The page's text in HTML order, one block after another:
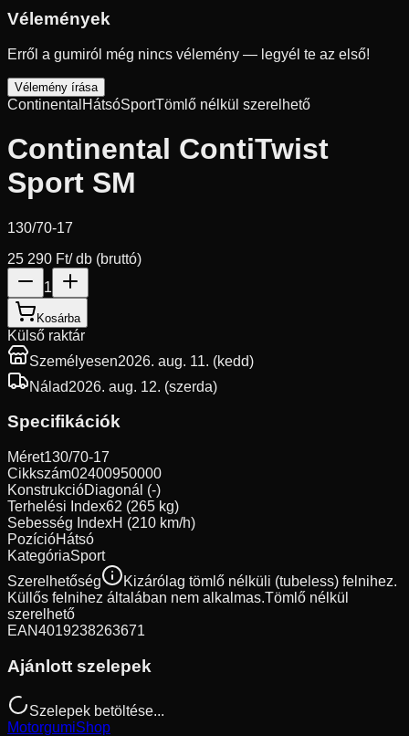
Vélemények
Erről a gumiról még nincs vélemény — legyél te az első!
Vélemény írása
Continental HátsóSportTömlő nélkül szerelhető
Continental ContiTwist
Sport SM
130/70-17
25 290 Ft/ db (bruttó)
1
Kosárba
Külső raktár
Személyesen2026. aug. 11. (kedd)
Nálad2026. aug. 12. (szerda)
Specifikációk
Méret130/70-17
Cikkszám02400950000
KonstrukcióDiagonál (-)
Terhelési Index62 (265 kg)
Sebesség IndexH (210 km/h)
PozícióHátsó
KategóriaSport
Szerelhetőség
Kizárólag tömlő nélküli (tubeless) felnihez.
Küllős felnihez általában nem alkalmas.Tömlő nélkül
szerelhető
EAN4019238263671
Ajánlott szelepek
Szelepek betöltése...
MotorgumiShop